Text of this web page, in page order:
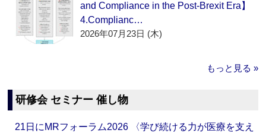
and Compliance in the Post-Brexit Era】
4.Complianc…
2026年07月23日 (木)
もっと見る »
研修会 セミナー 催し物
21日にMRフォーラム2026 〈学び続ける力が医療を支え